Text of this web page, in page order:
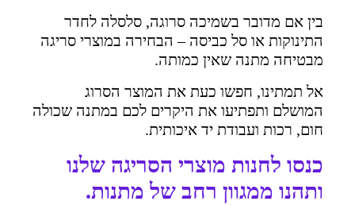
בין אם מדובר בשמיכה סרוגה, סלסלה לחדר
התינוקות או סל כביסה – הבחירה במוצרי סריגה
מבטיחה מתנה שאין כמותה.
אל תמתינו, חפשו כעת את המוצר הסרוג
המושלם ותפתיעו את היקרים לכם במתנה שכולה
חום, רכות ועבודת יד איכותית.
כנסו לחנות מוצרי הסריגה שלנו
ותהנו ממגוון רחב של מתנות.